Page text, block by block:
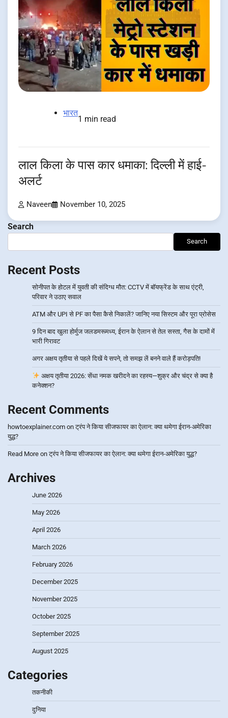
भारत
1 min read
लाल किला के पास कार धमाका: दिल्ली में हाई-
अलर्ट
Naveen November 10, 2025
Search
Search
Recent Posts
सोनीपत के होटल में युवती की संदिग्ध मौत: CCTV में बॉयफ्रेंड के साथ एंट्री,
परिवार ने उठाए सवाल
ATM और UPI से PF का पैसा कैसे निकालें? जानिए नया सिस्टम और पूरा प्रोसेस
9 दिन बाद खुला होर्मुज जलडमरूमध्य, ईरान के ऐलान से तेल सस्ता, गैस के दामों में
भारी गिरावट
अगर अक्षय तृतीया से पहले दिखें ये सपने, तो समझ लें बनने वाले हैं करोड़पति!
अक्षय तृतीया 2026: सेंधा नमक खरीदने का रहस्य—शुक्र और चंद्र से क्या है
कनेक्शन?
Recent Comments
howtoexplainer.com onट्रंप ने किया सीजफायर का ऐलान: क्या थमेगा ईरान-अमेरिका
युद्ध?
Read More onट्रंप ने किया सीजफायर का ऐलान: क्या थमेगा ईरान-अमेरिका युद्ध?
Archives
June 2026
May 2026
April 2026
March 2026
February 2026
December 2025
November 2025
October 2025
September 2025
August 2025
Categories
तकनीकी
दुनिया